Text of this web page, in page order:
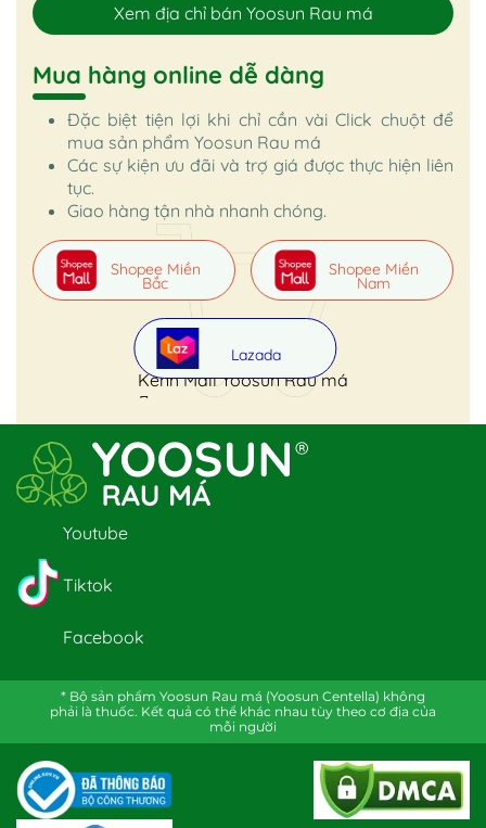
Xem địa chỉ bán Yoosun Rau má
Mua hàng online dễ dàng
Đặc biệt tiện lợi khi chỉ cần vài Click chuột để
mua sản phẩm Yoosun Rau má
Các sự kiện ưu đãi và trợ giá được thực hiện liên
tục.
Giao hàng tận nhà nhanh chóng.
Kênh Mall Yoosun Rau má
Shopee Miền
Bắc
Shopee Miền
Nam
Lazada
Youtube
Tiktok
Facebook
* Bộ sản phẩm Yoosun Rau má (Yoosun Centella) không
phải là thuốc. Kết quả có thể khác nhau tùy theo cơ địa của
mỗi người